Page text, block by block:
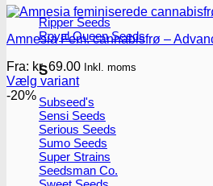
Ripper Seeds
Royal Queen Seeds
S
Subseed's
Sensi Seeds
Serious Seeds
Sumo Seeds
Super Strains
Seedsman Co.
Amnesia Fem. cannabisfrø –
Fra: kr.69.00 Inkl. moms
Vælg variant
Dette
varianter.
Mulighederne
-20%